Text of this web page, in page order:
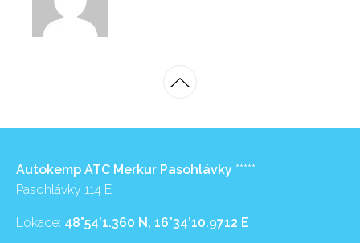
Autokemp ATC Merkur Pasohlávky *****
Pasohlávky 114 E
Lokace: 48°54’1.360 N, 16°34’10.9712 E